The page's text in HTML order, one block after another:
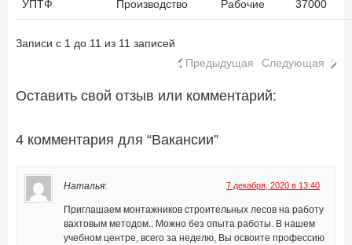
УПТФ Производство Рабочие 37000
Записи с 1 до 11 из 11 записей
Предыдущая
Следующая
Оставить свой отзыв или комментарий:
4 комментария для “Вакансии”
Наталья: 7 декабря, 2020 в 13:40
Приглашаем монтажников строительных лесов на работу
вахтовым методом.. Можно без опыта работы. В нашем
учебном центре, всего за неделю, Вы освоите профессию